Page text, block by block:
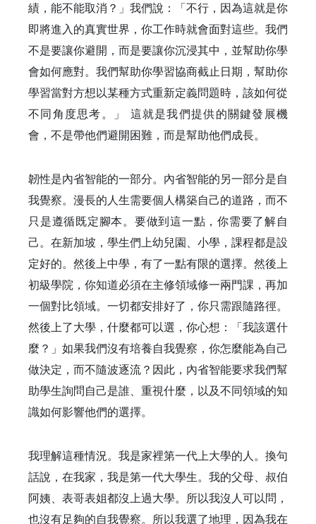
績，能不能取消？」我們說：「不行，因為這就是你
即將進入的真實世界，你工作時就會面對這些。我們
不是要讓你避開，而是要讓你沉浸其中，並幫助你學
會如何應對。我們幫助你學習協商截止日期，幫助你
學習當對方想以某種方式重新定義問題時，該如何從
不同角度思考。」 這就是我們提供的關鍵發展機
會，不是帶他們避開困難，而是幫助他們成長。
韌性是內省智能的一部分。內省智能的另一部分是自
我覺察。漫長的人生需要個人構築自己的道路，而不
只是遵循既定腳本。要做到這一點，你需要了解自
己。在新加坡，學生們上幼兒園、小學，課程都是設
定好的。然後上中學，有了一點有限的選擇。然後上
初級學院，你知道必須在主修領域修一兩門課，再加
一個對比領域。一切都安排好了，你只需跟隨路徑。
然後上了大學，什麼都可以選，你心想：「我該選什
麼？」如果我們沒有培養自我覺察，你怎麼能為自己
做決定，而不隨波逐流？因此，內省智能要求我們幫
助學生詢問自己是誰、重視什麼，以及不同領域的知
識如何影響他們的選擇。
我理解這種情況。我是家裡第一代上大學的人。換句
話說，在我家，我是第一代大學生。我的父母、叔伯
阿姨、表哥表姐都沒上過大學。所以我沒人可以問，
也沒有足夠的自我覺察。所以我選了地理，因為我在